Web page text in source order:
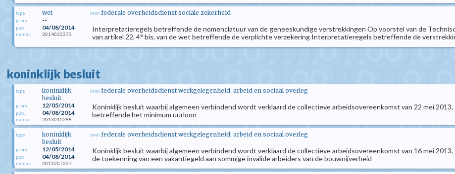
type wet
prom. --
pub. 04/08/2014
numac 2014022373
bron federale overheidsdienst sociale zekerheid
Interpretatieregels betreffende de nomenclatuur van de geneeskundige verstrekkingen Op voorstel van de
van artikel 22, 4° bis, van de wet betreffende de verplichte verzekering Interpretatieregels betreffende de
koninklijk besluit
type
koninklijk
besluit
prom. 12/05/2014
pub. 04/08/2014
numac 2013012288
bron federale overheidsdienst werkgelegenheid, arbeid en sociaal overleg
Koninklijk besluit waarbij algemeen verbindend wordt verklaard de collectieve arbeidsovereenkomst van 22 mei
betreffende het minimum uurloon
type
koninklijk
besluit
prom. 12/05/2014
pub. 04/08/2014
numac 2013207227
bron federale overheidsdienst werkgelegenheid, arbeid en sociaal overleg
Koninklijk besluit waarbij algemeen verbindend wordt verklaard de collectieve arbeidsovereenkomst van 16 mei
de toekenning van een vakantiegeld aan sommige invalide arbeiders van de bouwnijverheid